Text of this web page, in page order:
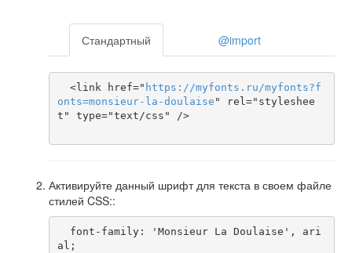
Стандартный @import
  <link href="
https ://myfonts . ru /myfonts?f
onts=monsieur-la-doulaise " rel="styleshee
t" type="text/css" />
Активируйте данный шрифт для текста в своем файле
стилей CSS::
al;